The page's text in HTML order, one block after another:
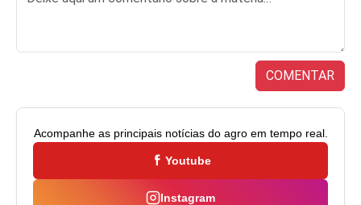
COMENTAR
Acompanhe as principais notícias do agro em tempo real.
Youtube
Instagram